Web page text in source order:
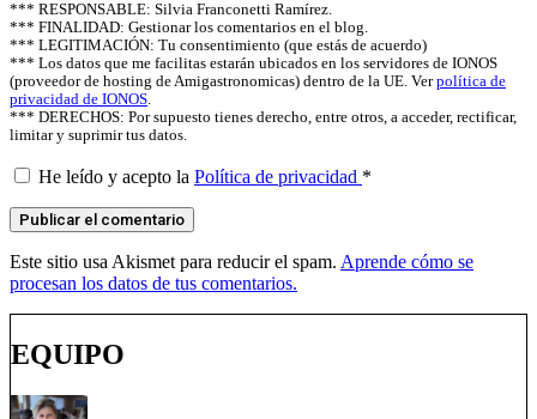
*** RESPONSABLE: Silvia Franconetti Ramírez.
*** FINALIDAD: Gestionar los comentarios en el blog.
*** LEGITIMACIÓN: Tu consentimiento (que estás de acuerdo)
*** Los datos que me facilitas estarán ubicados en los servidores de IONOS
(proveedor de hosting de Amigastronomicas) dentro de la UE. Verpolítica de
privacidad de IONOS.
*** DERECHOS: Por supuesto tienes derecho, entre otros, a acceder, rectificar,
limitar y suprimir tus datos.
He leído y acepto la Política de privacidad *
Este sitio usa Akismet para reducir el spam. Aprende cómo se
procesan los datos de tus comentarios.
EQUIPO